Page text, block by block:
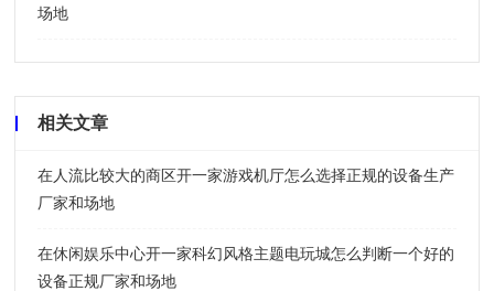
场地
相关文章
在人流比较大的商区开一家游戏机厅怎么选择正规的设备生产
厂家和场地
在休闲娱乐中心开一家科幻风格主题电玩城怎么判断一个好的
设备正规厂家和场地